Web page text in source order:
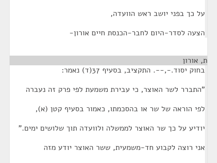
על כך בפני יושב ראש הוועדה,
הצעה לסדר-היום לחבר-הכנסת חיים אורון-
ת, אורון
בחוק יסוד.-,--. התקציב, בסעיף 37(ד) נאמר:
"התברר לשר האוצר, כי עבירת משמעת לפי פרק זה נעברה
לפי הוראה של שר או בהסכמתו, כאמור בסעיף קטן (א),
יודיע על כך שר האוצר לממשלה ולוועדה תוך שלושים ימים."
אני רוצה לקבוע חד-משמעית, ששר האוצר יודע מזה